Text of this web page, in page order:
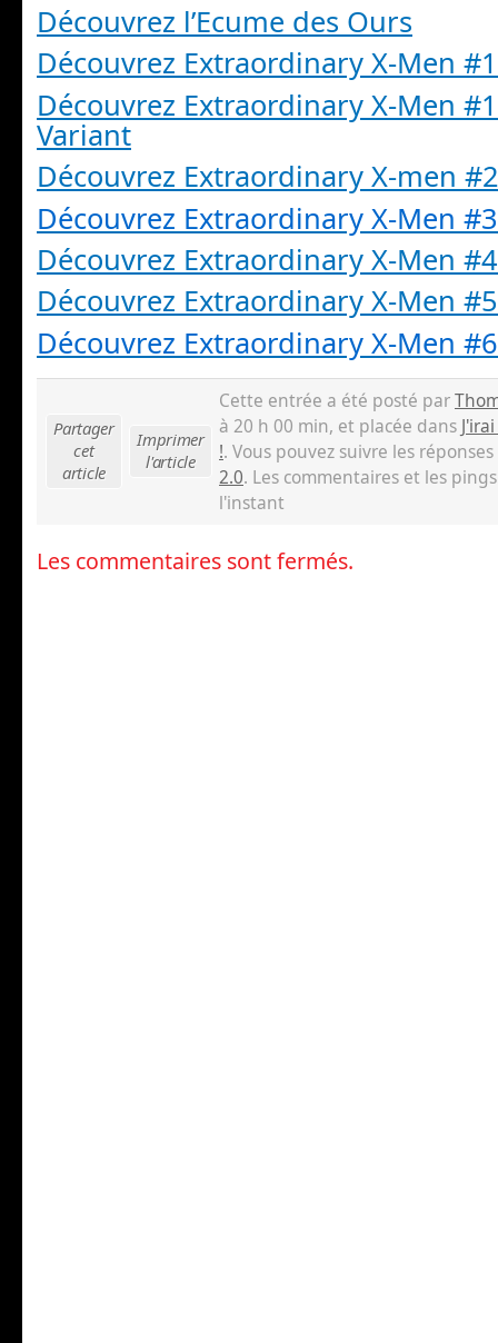
Découvrez l’Ecume des Ours
Découvrez Extraordinary X-Men #1
Découvrez Extraordinary X-Men
Variant
Découvrez Extraordinary X-men #2
Découvrez Extraordinary X-Men #3
Découvrez Extraordinary X-Men #4
Découvrez Extraordinary X-Men #5
Découvrez Extraordinary X-Men #6
Partager
cet
article
Imprimer
l'article
Cette entrée a été posté par
à 20 h 00 min, et placée dans
!. Vous pouvez suivre les
2.0. Les commentaires et les
l'instant
Les commentaires sont fermés.